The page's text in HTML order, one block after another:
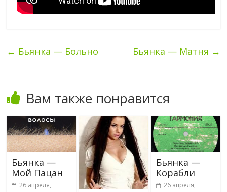
← Бьянка — Больно Бьянка — Матня →
Вам также понравится
Бьянка —
Мой Пацан
26 апреля,
Бьянка —
Корабли
26 апреля,